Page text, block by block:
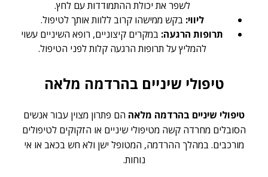
לשפר את יכולת ההתמודדות עם לחץ.
ליווי: בקש ממישהו קרוב ללוות אותך לטיפול.
תרופות הרגעה: במקרים קיצוניים, רופא השיניים עשוי
להמליץ על תרופות הרגעה קלות לפני הטיפול.
טיפולי שיניים בהרדמה מלאה
טיפולי שיניים בהרדמה מלאה הם פתרון מצוין עבור אנשים
הסובלים מחרדה קשה מטיפולי שיניים או הזקוקים לטיפולים
מורכבים. במהלך ההרדמה, המטופל ישן ולא חש בכאב או אי
נוחות.